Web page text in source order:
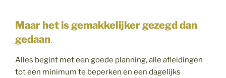
Maar het is gemakkelijker gezegd dan
gedaan.
Alles begint met een goede planning, alle afleidingen
tot een minimum te beperken en een dagelijks